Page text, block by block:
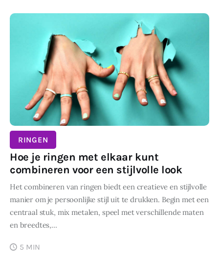
RINGEN
Hoe je ringen met elkaar kunt
combineren voor een stijlvolle look
Het combineren van ringen biedt een creatieve en stijlvolle
manier om je persoonlijke stijl uit te drukken. Begin met een
centraal stuk, mix metalen, speel met verschillende maten
en breedtes,…
5 MIN